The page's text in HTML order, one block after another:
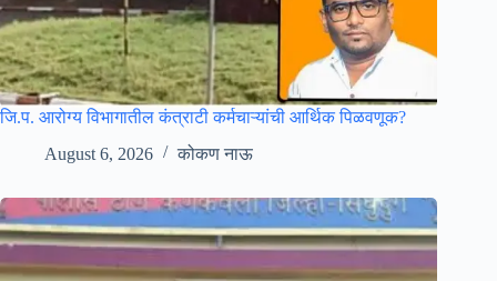
जि.प. आरोग्य विभागातील कंत्राटी कर्मचाऱ्यांची आर्थिक पिळवणूक?
August 6, 2026
कोकण नाऊ